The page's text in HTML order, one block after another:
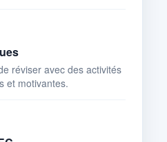
réviser avec des activités
et motivantes.